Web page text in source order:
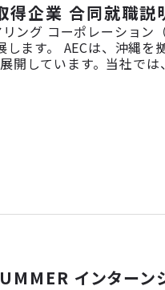
取得企業 合同就職
ング コーポレーショ
ます。 AECは、沖縄
開しています。当社で
インター